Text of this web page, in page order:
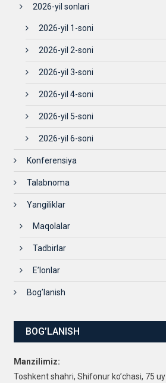
2026-yil sonlari
2026-yil 1-soni
2026-yil 2-soni
2026-yil 3-soni
2026-yil 4-soni
2026-yil 5-soni
2026-yil 6-soni
Konferensiya
Talabnoma
Yangiliklar
Maqolalar
Tadbirlar
E’lonlar
Bog’lanish
BOG’LANISH
Manzilimiz:
Toshkent shahri, Shifonur ko’chasi, 75 uy